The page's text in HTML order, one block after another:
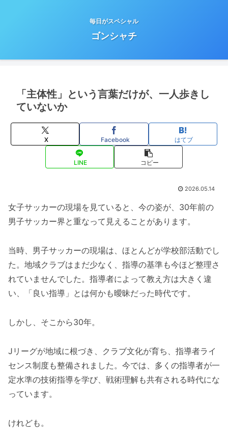
毎日がスペシャル
ゴンシャチ
「主体性」という言葉だけが、一人歩きし
ていないか
X Facebook はてブ
LINE コピー
2026.05.14
女子サッカーの現場を見ていると、今の姿が、30年前の
男子サッカー界と重なって見えることがあります。
当時、男子サッカーの現場は、ほとんどが学校部活動でし
た。地域クラブはまだ少なく、指導の基準も今ほど整理さ
れていませんでした。指導者によって教え方は大きく違
い、「良い指導」とは何かも曖昧だった時代です。
しかし、そこから30年。
Jリーグが地域に根づき、クラブ文化が育ち、指導者ライ
センス制度も整備されました。今では、多くの指導者が一
定水準の技術指導を学び、戦術理解も共有される時代にな
っています。
けれども。